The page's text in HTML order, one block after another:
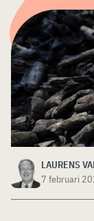
LAURENS
7 februari